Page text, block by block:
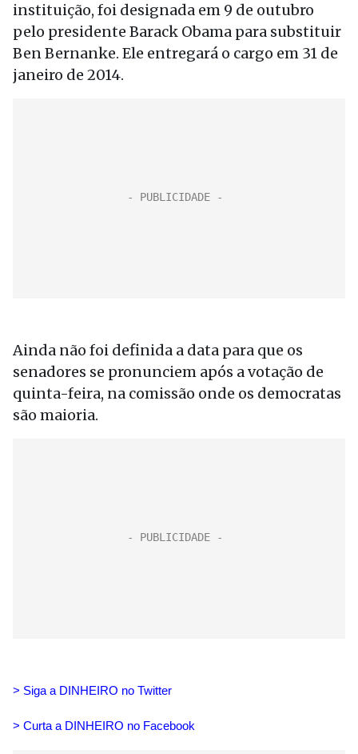
instituição, foi designada em 9 de outubro
pelo presidente Barack Obama para substituir
Ben Bernanke. Ele entregará o cargo em 31 de
janeiro de 2014.
Ainda não foi definida a data para que os
senadores se pronunciem após a votação de
quinta-feira, na comissão onde os democratas
são maioria.
> Siga a DINHEIRO no Twitter
> Curta a DINHEIRO no Facebook